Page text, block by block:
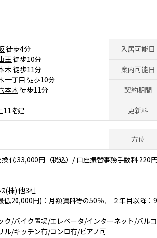
徒歩4分
王 徒歩10分
木 徒歩11分
一丁目 徒歩10分
本木 徒歩11分
入居可能日
案内可能日
契約期間
11階建 更新料
方位
代 33,000円（税込）/ 口座振替事務手数料 220
ｽ(株) 他3社
低20,000円)：月額賃料等の50％、 ２年目以降：
ク/バイク置場/エレベータ/インターネット/バル
ル/キッチン有/コンロ有/ピアノ可